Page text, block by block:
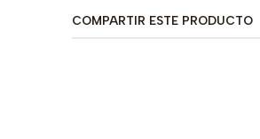
COMPARTIR ESTE PRODUCTO